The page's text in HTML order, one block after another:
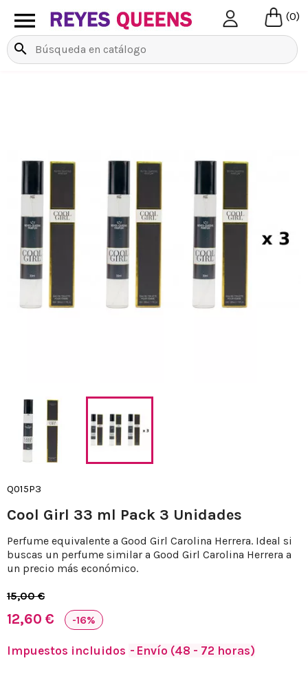
 (0)
search
Q015P3
Cool Girl 33 ml Pack 3 Unidades
Perfume equivalente a Good Girl Carolina Herrera. Ideal si
buscas un perfume similar a Good Girl Carolina Herrera a
un precio más económico.
15,00 €
12,60 € -16%
Impuestos incluidos Envío (48 - 72 horas)